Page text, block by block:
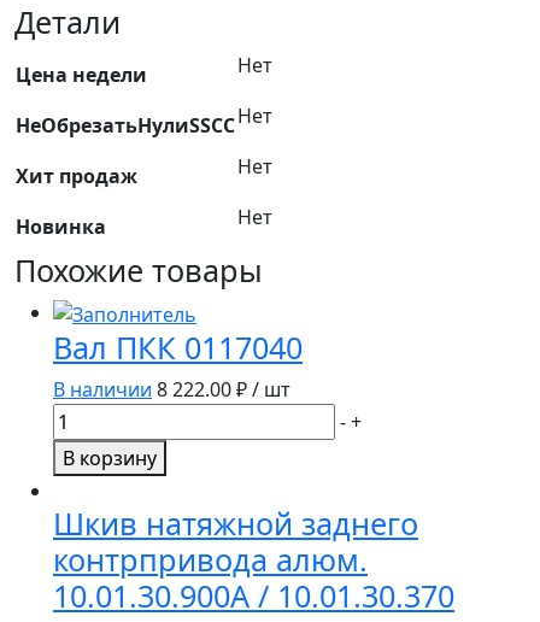
Детали
Цена недели Нет
НеОбрезатьНулиSSCCНет
Хит продаж Нет
Новинка Нет
Похожие товары
Вал ПКК 0117040
В наличии 8 222.00₽ / шт
Количество
товара
Вал
0117040
-+
В корзину
Шкив натяжной заднего
контрпривода алюм.
10.01.30.900А / 10.01.30.370